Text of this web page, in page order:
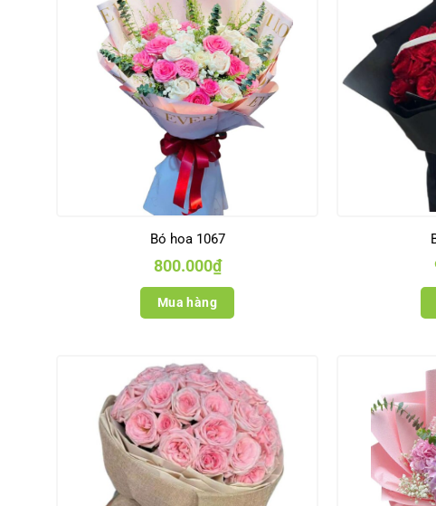
Bó hoa 1067
800.000₫
Mua hàng